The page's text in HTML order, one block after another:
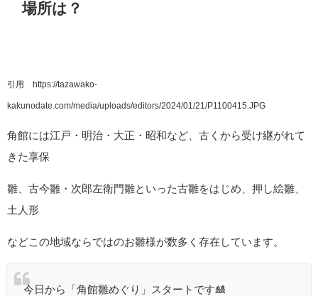
場所は？
引用 https://tazawako-
kakunodate.com/media/uploads/editors/2024/01/21/P1100415.JPG
角館には江戸・明治・大正・昭和など、古くから受け継がれて
きた享保
雛、古今雛・次郎左衛門雛といった古雛をはじめ、押し絵雛、
土人形
などこの地域ならではのお雛様が数多く存在しています。
今日から「角館雛めぐり」スタートです🎎